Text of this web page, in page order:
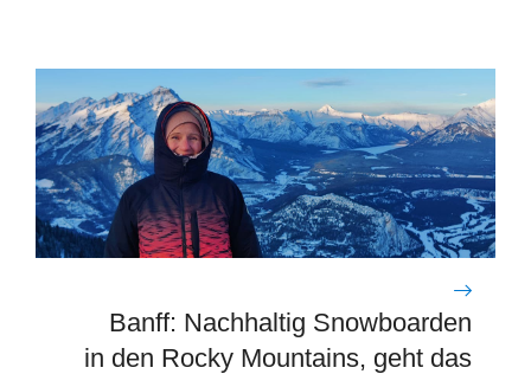
Banff: Nachhaltig Snowboarden
in den Rocky Mountains, geht das